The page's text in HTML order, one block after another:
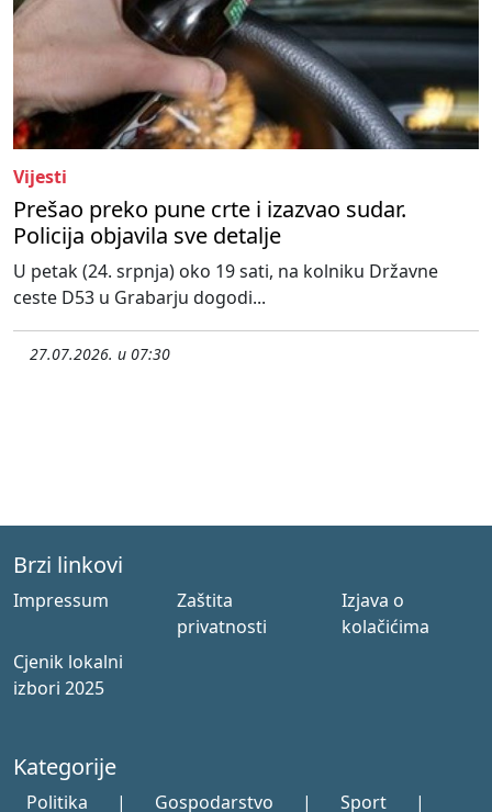
Vijesti
Prešao preko pune crte i izazvao sudar.
Policija objavila sve detalje
U petak (24. srpnja) oko 19 sati, na kolniku Državne
ceste D53 u Grabarju dogodi...
27.07.2026. u 07:30
Brzi linkovi
Impressum
Zaštita
privatnosti
Izjava o
kolačićima
Cjenik lokalni
izbori 2025
Kategorije
Politika | Gospodarstvo | Sport |